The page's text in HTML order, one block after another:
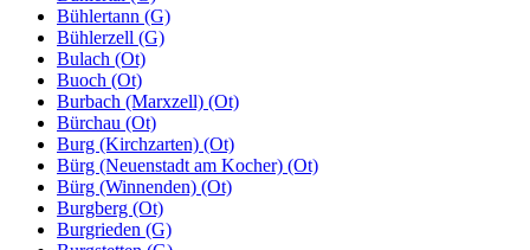
Bühlertann (G)
Bühlerzell (G)
Bulach (Ot)
Buoch (Ot)
Burbach (Marxzell) (Ot)
Bürchau (Ot)
Burg (Kirchzarten) (Ot)
Bürg (Neuenstadt am Kocher) (Ot)
Bürg (Winnenden) (Ot)
Burgberg (Ot)
Burgrieden (G)